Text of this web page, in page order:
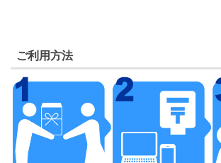
ご利用方法